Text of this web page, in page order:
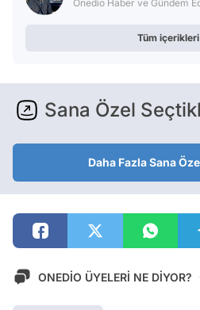
Onedio Haber ve Gündem
Tüm içerikleri
Sana Özel
Daha Fazla Sana
ONEDİO ÜYELERİ NE DİYOR?